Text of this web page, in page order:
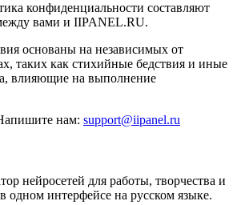
конфиденциальности составляют
вами и IIPANEL.RU.
основаны на независимых от
таких как стихийные бедствия и иные
влияющие на выполнение
нам: support@iipanel.ru
нейросетей для работы, творчества и
одном интерфейсе на русском языке.